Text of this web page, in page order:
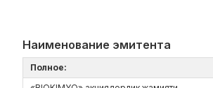
Наименование эмитента
Полное: